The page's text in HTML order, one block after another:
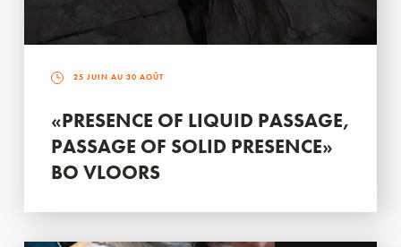
25 JUIN AU 30 AOÛT
«PRESENCE OF LIQUID PASSAGE,
PASSAGE OF SOLID PRESENCE»
BO VLOORS